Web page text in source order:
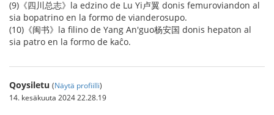
(9)《四川总志》la edzino de Lu Yi卢翼 donis femuroviandon al
sia bopatrino en la formo de vianderosupo.
(10)《闽书》la filino de Yang An'guo杨安国 donis hepaton al
sia patro en la formo de kaĉo.
Qoysiletu (Näytä profiilli)
14. kesäkuuta 2024 22.28.19